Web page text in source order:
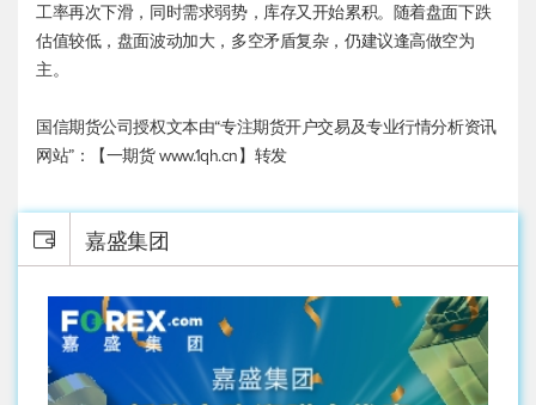
工率再次下滑，同时需求弱势，库存又开始累积。随着盘面下跌
估值较低，盘面波动加大，多空矛盾复杂，仍建议逢高做空为
主。
国信期货公司授权文本由“专注期货开户交易及专业行情分析资讯
网站”：【一期货 www.1qh.cn】转发
嘉盛集团